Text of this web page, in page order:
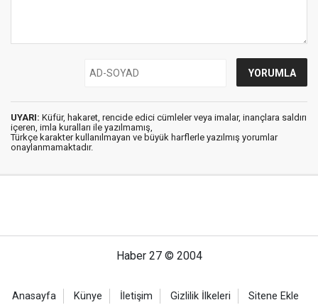
UYARI: Küfür, hakaret, rencide edici cümleler veya imalar, inançlara saldırı
içeren, imla kuralları ile yazılmamış,
Türkçe karakter kullanılmayan ve büyük harflerle yazılmış yorumlar
onaylanmamaktadır.
Haber 27 © 2004
Anasayfa Künye İletişim Gizlilik İlkeleri Sitene Ekle